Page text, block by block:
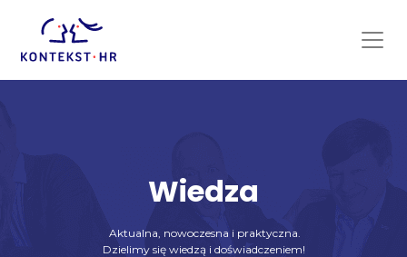
content
Wiedza
Aktualna, nowoczesna i praktyczna.
Dzielimy się wiedzą i doświadczeniem!